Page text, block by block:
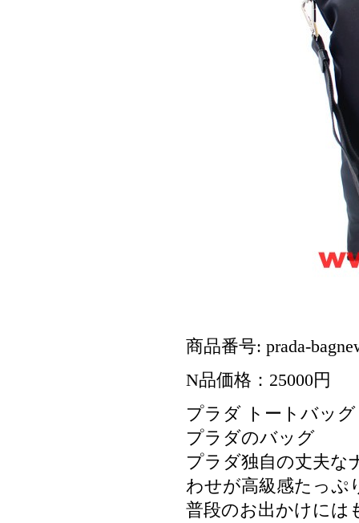
商品番号: prada-
N品価格：25000円
プラダ トートバッグ
プラダのバッグ
プラダ独自の丈夫な
わせが高級感たっぷ
普段のお出かけには